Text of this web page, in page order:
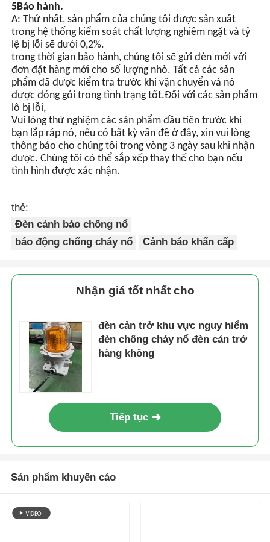
5Bảo hành.
A: Thứ nhất, sản phẩm của chúng tôi được sản xuất
trong hệ thống kiểm soát chất lượng nghiêm ngặt và tỷ
lệ bị lỗi sẽ dưới 0,2%.
trong thời gian bảo hành, chúng tôi sẽ gửi đèn mới với
đơn đặt hàng mới cho số lượng nhỏ. Tất cả các sản
phẩm đã được kiểm tra trước khi vận chuyển và nó
được đóng gói trong tình trạng tốt.Đối với các sản phẩm
lô bị lỗi,
Vui lòng thử nghiệm các sản phẩm đầu tiên trước khi
bạn lắp ráp nó, nếu có bất kỳ vấn đề ở đây, xin vui lòng
thông báo cho chúng tôi trong vòng 3 ngày sau khi nhận
được. Chúng tôi có thể sắp xếp thay thế cho bạn nếu
tình hình được xác nhận.
thẻ:
Đèn cảnh báo chống nổ
báo động chống cháy nổ
Cảnh báo khẩn cấp
Nhận giá tốt nhất cho
đèn cản trở khu vực nguy hiểm
đèn chống cháy nổ đèn cản trở
hàng không
Tiếp tục
Sản phẩm khuyến cáo